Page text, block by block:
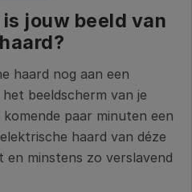
jouw beeld van
haard nog aan een
beeldscherm van je
paar minuten een
haard van déze
en minstens zo verslavend